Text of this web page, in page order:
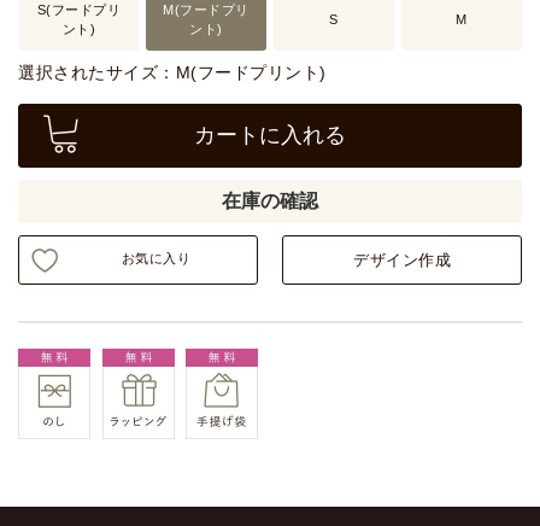
S(フードプリ
ント)
M(フードプリ
ント)
S M
選択されたサイズ：M(フードプリント)
カートに入れる
在庫の確認
お気に入り デザイン作成